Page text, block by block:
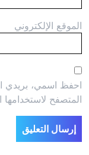
الموقع الإلكتروني
احفظ اسمي، بريدي
المتصفح لاستخدامها